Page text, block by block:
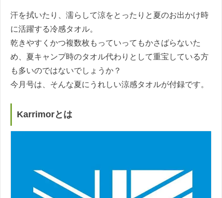
汗を拭いたり、濡らして涼をとったりと夏のお出かけ時
に活躍する冷感タオル。
乾きやすくかつ複数枚もっていってもかさばらないた
め、夏キャンプ時のタオル代わりとして重宝している方
も多いのではないでしょうか？
今月号は、そんな夏にうれしい涼感タオルが付録です。
Karrimorとは